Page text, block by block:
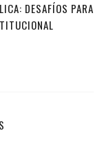
DESAFÍOS PARA